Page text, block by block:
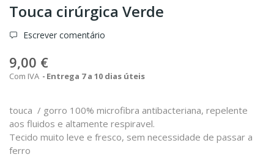
Touca cirúrgica Verde
Escrever comentário
9,00 €
Com IVA Entrega 7 a 10 dias úteis
touca / gorro 100% microfibra antibacteriana, repelente
aos fluidos e altamente respiravel.
Tecido muito leve e fresco, sem necessidade de passar a
ferro